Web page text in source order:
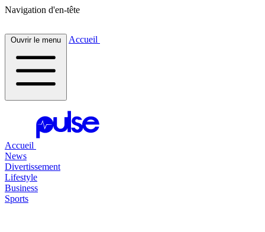
Navigation d'en-tête
Ouvrir le menu Accueil
Accueil
News
Divertissement
Lifestyle
Business
Sports